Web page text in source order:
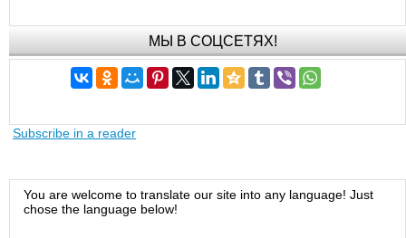
МЫ В СОЦСЕТЯХ!
Subscribe in a reader
You are welcome to translate our site into any language! Just
chose the language below!